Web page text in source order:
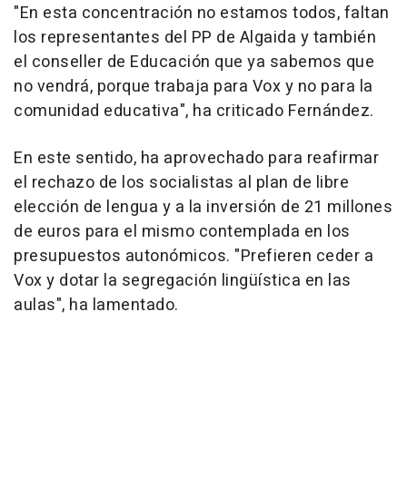
"En esta concentración no estamos todos, faltan
los representantes del PP de Algaida y también
el conseller de Educación que ya sabemos que
no vendrá, porque trabaja para Vox y no para la
comunidad educativa", ha criticado Fernández.
En este sentido, ha aprovechado para reafirmar
el rechazo de los socialistas al plan de libre
elección de lengua y a la inversión de 21 millones
de euros para el mismo contemplada en los
presupuestos autonómicos. "Prefieren ceder a
Vox y dotar la segregación lingüística en las
aulas", ha lamentado.